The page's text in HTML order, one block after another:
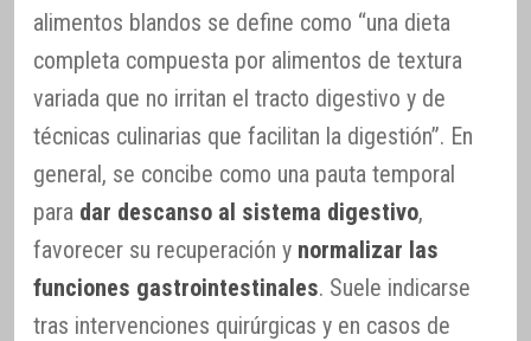
alimentos blandos se define como “una dieta
completa compuesta por alimentos de textura
variada que no irritan el tracto digestivo y de
técnicas culinarias que facilitan la digestión”. En
general, se concibe como una pauta temporal
para dar descanso al sistema digestivo,
favorecer su recuperación y normalizar las
funciones gastrointestinales. Suele indicarse
tras intervenciones quirúrgicas y en casos de